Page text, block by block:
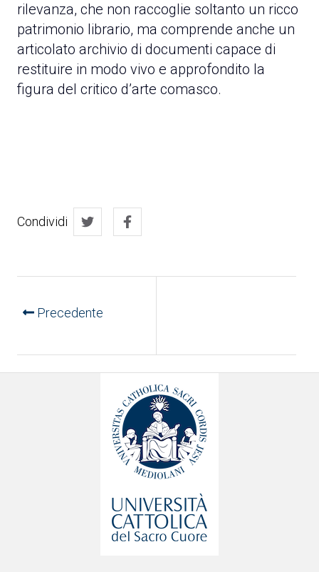
rilevanza, che non raccoglie soltanto un ricco
patrimonio librario, ma comprende anche un
articolato archivio di documenti capace di
restituire in modo vivo e approfondito la
figura del critico d’arte comasco.
Condividi
Precedente